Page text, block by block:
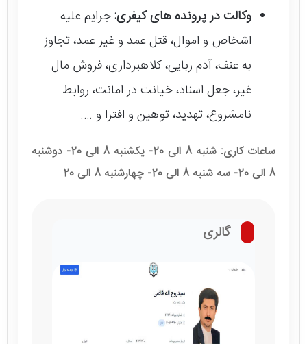
وکالت در پرونده های کیفری:جرایم علیه
اشخاص و اموال، قتل عمد و غیر عمد، تجاوز
به عنف، آدم ربایی، کلاهبرداری، فروش مال
غیر، جعل اسناد، خیانت در امانت، روابط
نامشروع، تهدید، توهین و افترا و ….
ساعات کاری: شنبه 8 الی 20- یکشنبه 8 الی 20- دوشنبه
8 الی 20- سه شنبه 8 الی 20- چهارشنبه 8 الی 20
گالری